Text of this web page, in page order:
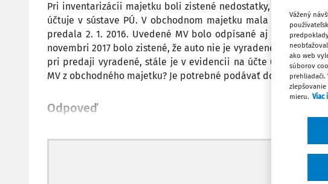
Pri inventarizácii majetku boli zistené nedostatky, a to
účtuje v sústave PÚ. V obchodnom majetku mala zaradené
predala 2. 1. 2016. Uvedené MV bolo odpísané aj účtovne, aj
novembri 2017 bolo zistené, že auto nie je vyradené z
pri predaji vyradené, stále je v evidencii na účte 022. Akým
MV z obchodného majetku? Je potrebné podávať dodatočné DP?
Odpoveď
Vážený
ako web
súborov
prehliadači.
mieru. Viac